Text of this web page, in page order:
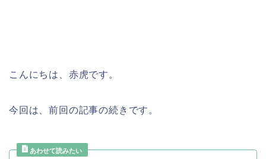
こんにちは、赤虎です。
今回は、前回の記事の続き です。